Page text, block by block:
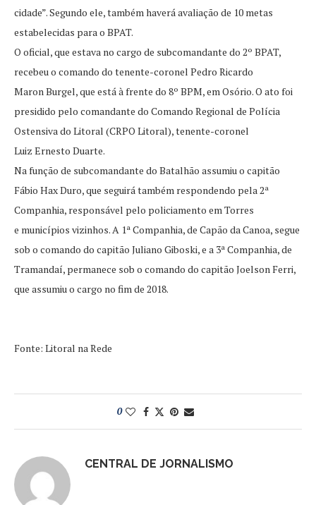
cidade”. Segundo ele, também haverá avaliação de 10 metas
estabelecidas para o BPAT.
O oficial, que estava no cargo de subcomandante do 2º BPAT,
recebeu o comando do tenente-coronel Pedro Ricardo
Maron Burgel, que está à frente do 8º BPM, em Osório. O ato foi
presidido pelo comandante do Comando Regional de Polícia
Ostensiva do Litoral (CRPO Litoral), tenente-coronel
Luiz Ernesto Duarte.
Na função de subcomandante do Batalhão assumiu o capitão
Fábio Hax Duro, que seguirá também respondendo pela 2ª
Companhia, responsável pelo policiamento em Torres
e municípios vizinhos. A 1ª Companhia, de Capão da Canoa, segue
sob o comando do capitão Juliano Giboski, e a 3ª Companhia, de
Tramandaí, permanece sob o comando do capitão Joelson Ferri,
que assumiu o cargo no fim de 2018.
Fonte: Litoral na Rede
0
CENTRAL DE JORNALISMO